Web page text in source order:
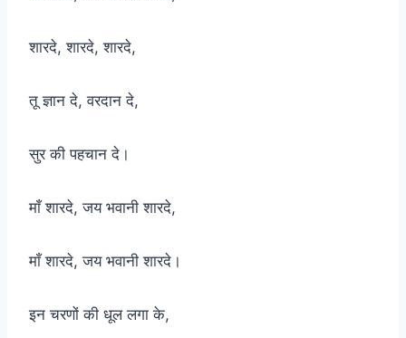
शारदे, शारदे, शारदे,
तू ज्ञान दे, वरदान दे,
सुर की पहचान दे।
माँ शारदे, जय भवानी शारदे,
माँ शारदे, जय भवानी शारदे।
इन चरणों की धूल लगा के,